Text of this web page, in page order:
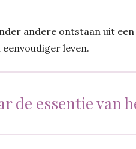
andere ontstaan uit
leven.
de essentie van